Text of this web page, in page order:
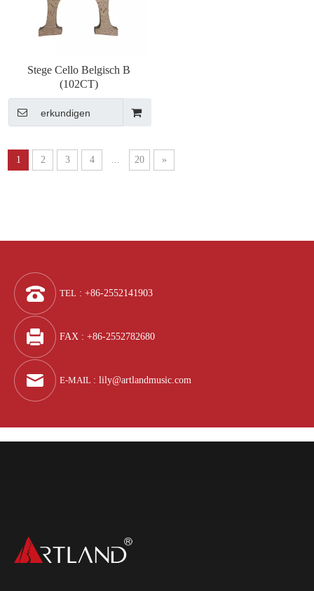
Stege Cello Belgisch B
(102CT)
erkundigen
1 2 3 4 ... 20 »
TEL : +86-2552141903
FAX : +86-2552782680
E-MAIL : lily@artlandmusic.com